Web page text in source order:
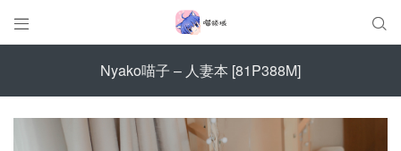
 
Nyako喵子 – 人妻本 [81P388M]